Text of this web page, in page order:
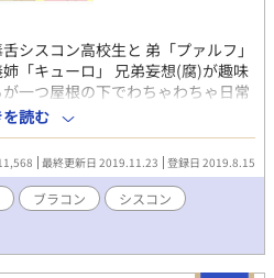
シスコン高校生と 弟「プァルフ」
「キューロ」 兄弟妄想(腐)が趣味
一つ屋根の下でわちゃわちゃ日常
時々友人。 ブラザー(B)ライク(L)
が楽しんで頂けると幸いです 読ん
す。 只今更新停滞前線でございま
読む
最終更新日 2019.11.23 登録日 2019.8.15
ブラコン
シスコン